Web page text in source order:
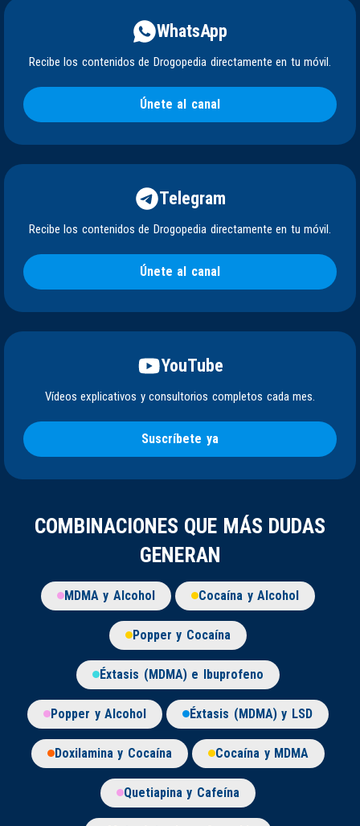
WhatsApp
Recibe los contenidos de Drogopedia directamente en tu móvil.
Únete al canal
Telegram
Recibe los contenidos de Drogopedia directamente en tu móvil.
Únete al canal
YouTube
Vídeos explicativos y consultorios completos cada mes.
Suscríbete ya
COMBINACIONES QUE MÁS DUDAS
GENERAN
MDMA y Alcohol Cocaína y Alcohol
Popper y Cocaína
Éxtasis (MDMA) e Ibuprofeno
Popper y Alcohol Éxtasis (MDMA) y LSD
Doxilamina y Cocaína Cocaína y MDMA
Quetiapina y Cafeína